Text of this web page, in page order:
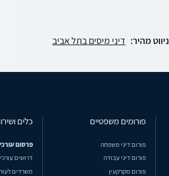
ניווט מהיר: דיני מיסים בתל אביב
פורומים משפטיים
פורום דיני משפחה
פורום דיני עבודה
פורום מקרקעין
כלים
פרסום עורכי
דרושים
משרדים